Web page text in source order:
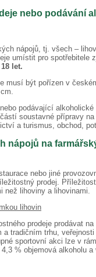
nebo podávání
nápojů, tj. všech –
umístit pro spotřebitele
let.
musí být pořízen v
podávající
soustavné přípravy
a turismus, obchod,
nápojů na
nebo jiné
prodej.
než lihoviny a lihovinami.
lihovin
prodeje prodávat
a tradičním trhu,
sportovní akci lze v
% objemová alkoholu a